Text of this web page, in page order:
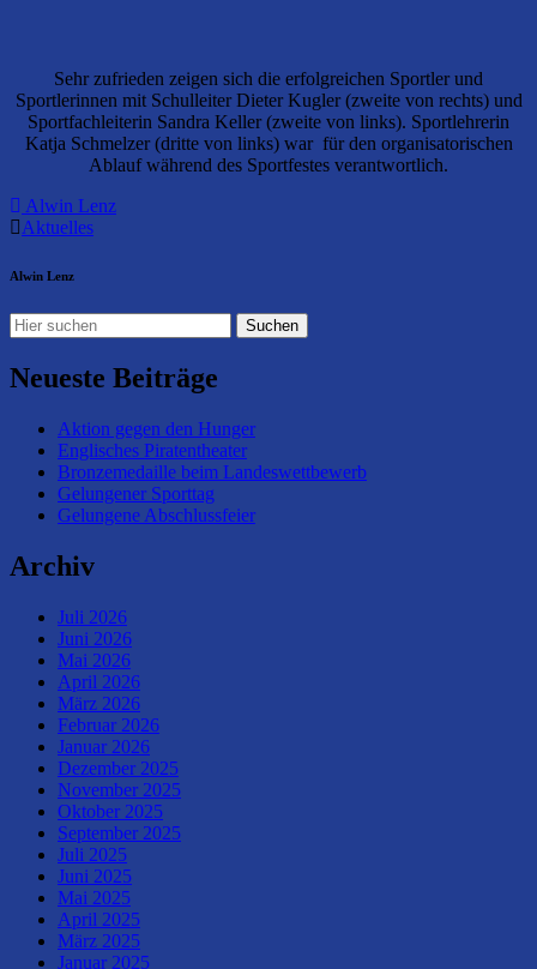
Sehr zufrieden zeigen sich die erfolgreichen Sportler und
Sportlerinnen mit Schulleiter Dieter Kugler (zweite von rechts) und
Sportfachleiterin Sandra Keller (zweite von links). Sportlehrerin
Katja Schmelzer (dritte von links) war für den organisatorischen
Ablauf während des Sportfestes verantwortlich.
Alwin Lenz
Aktuelles
Alwin Lenz
Neueste Beiträge
Aktion gegen den Hunger
Englisches Piratentheater
Bronzemedaille beim Landeswettbewerb
Gelungener Sporttag
Gelungene Abschlussfeier
Archiv
Juli 2026
Juni 2026
Mai 2026
April 2026
März 2026
Februar 2026
Januar 2026
Dezember 2025
November 2025
Oktober 2025
September 2025
Juli 2025
Juni 2025
Mai 2025
April 2025
März 2025
Januar 2025